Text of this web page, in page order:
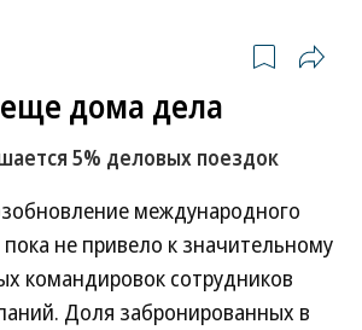
еще дома дела
5% деловых поездок
международного
не привело к значительному
командировок сотрудников
Доля забронированных в